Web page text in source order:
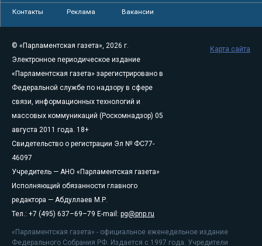
Контакты Реклама Вакансии
© «Парламентская газета», 2026 г.
Электронное периодическое издание
«Парламентская газета» зарегистрировано в
Федеральной службе по надзору в сфере
связи, информационных технологий и
массовых коммуникаций (Роскомнадзор) 05
августа 2011 года. 18+
Свидетельство о регистрации Эл № ФС77-
46097
Учредитель — АНО «Парламентская газета»
Исполняющий обязанности главного
редактора — Абдуллаев М.Р.
Тел.: +7 (495) 637–69–79 E-mail: pg@pnp.ru
«Парламентская газета» - официальное еженедельное издание
Федерального Собрания РФ. Издается с 1997 года. Учредители
Карта сайта